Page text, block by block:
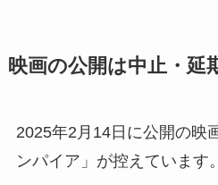
映画の公開は中止・延
2025年2月14日に公開の映
ンパイア」が控えています。